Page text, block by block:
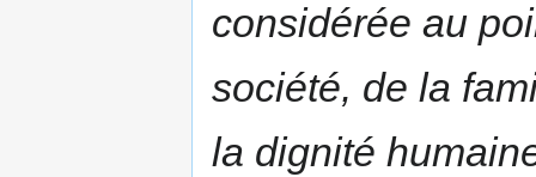
considérée au
société, de la
la dignité